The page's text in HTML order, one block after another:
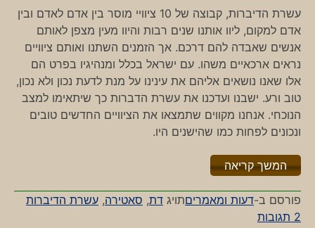
עשרת הדיברות, קבוצה של 10 ציוויי מוסר בין אדם לאדם ובין
אדם למקום, ליוו אותנו שנים רבות והיוו מעין מצפן לאותם
אנשים שאבדה להם דרכם. אך הזמנים השתנו ואותם ציוויים
נראים ארכאיים משהו. עם ישראל בכלל ומנהיגיו בפרט הם
אלו שאנו נושאים אליהם את עינינו על מנת לדעת נכון ולא נכון,
טוב ורע. ישבנו ועדכנו את עשרת הדברות כך שיתאימו למצב
הנוכחי. אנחנו מקווים שתמצאו את הציוויים החדשים טובים
ונכונים לפחות כמו שהישנים היו.
המשך קריאה"%s"
פורסם ב-דעות ומאמריםתויג דת, סאטירה, עשרת הדיברות
2 תגובות
על